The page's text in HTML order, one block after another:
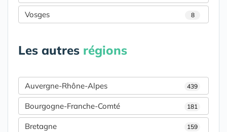
Vosges 8
Les autres régions
Auvergne-Rhône-Alpes 439
Bourgogne-Franche-Comté 181
Bretagne 159